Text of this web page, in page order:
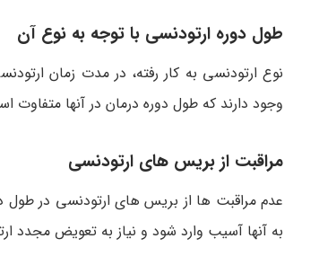
طول دوره ارتودنسی با توجه به نوع آن
نوع ارتودنسی به کار رفته، در مدت زمان
وجود دارند که طول دوره درمان در آنها متفاوت
مراقبت از بریس های ارتودنسی
عدم مراقبت ها از بریس های ارتودنسی در
به آنها آسیب وارد شود و نیاز به تعویض